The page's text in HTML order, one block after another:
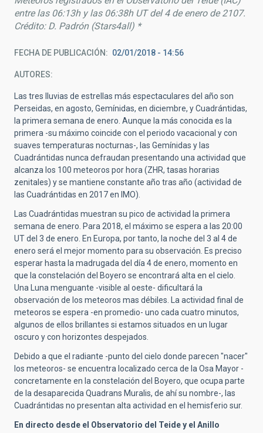
entre las 06:13h y las 06:38h UT del 4 de enero de 2107.
Crédito: D. Padrón (Stars4all) *
FECHA DE PUBLICACIÓN 02/01/2018 - 14:56
AUTORES
Las tres lluvias de estrellas más espectaculares del año son
Perseidas, en agosto, Gemínidas, en diciembre, y Cuadrántidas,
la primera semana de enero. Aunque la más conocida es la
primera -su máximo coincide con el periodo vacacional y con
suaves temperaturas nocturnas-, las Gemínidas y las
Cuadrántidas nunca defraudan presentando una actividad que
alcanza los 100 meteoros por hora (ZHR, tasas horarias
zenitales) y se mantiene constante año tras año (actividad de
las Cuadrántidas en 2017 en IMO).
Las Cuadrántidas muestran su pico de actividad la primera
semana de enero. Para 2018, el máximo se espera a las 20:00
UT del 3 de enero. En Europa, por tanto, la noche del 3 al 4 de
enero será el mejor momento para su observación. Es preciso
esperar hasta la madrugada del día 4 de enero, momento en
que la constelación del Boyero se encontrará alta en el cielo.
Una Luna menguante -visible al oeste- dificultará la
observación de los meteoros mas débiles. La actividad final de
meteoros se espera -en promedio- uno cada cuatro minutos,
algunos de ellos brillantes si estamos situados en un lugar
oscuro y con horizontes despejados.
Debido a que el radiante -punto del cielo donde parecen "nacer"
los meteoros- se encuentra localizado cerca de la Osa Mayor -
concretamente en la constelación del Boyero, que ocupa parte
de la desaparecida Quadrans Muralis, de ahí su nombre-, las
Cuadrántidas no presentan alta actividad en el hemisferio sur.
En directo desde el Observatorio del Teide y el Anillo